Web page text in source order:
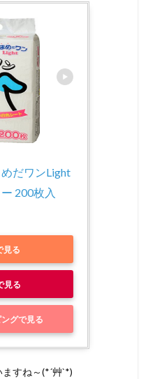
だワンLight
200枚入
見る
見る
グで見る
すね～(*´艸`*)